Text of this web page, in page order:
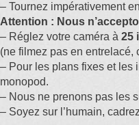
– Tournez impérativement en
Attention : Nous
– Réglez votre caméra à 25
(ne filmez pas en entrelacé,
– Pour les plans fixes et les
monopod.
– Nous ne prenons pas les
– Soyez sur l’humain,